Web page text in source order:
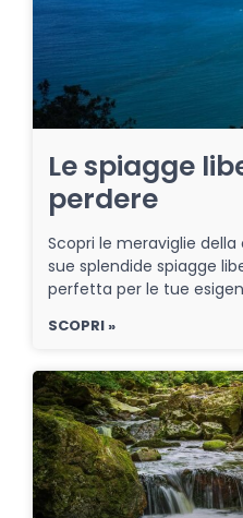
Le spiagge
perdere
Scopri le meraviglie
sue splendide spiagge
perfetta per le tue
SCOPRI »